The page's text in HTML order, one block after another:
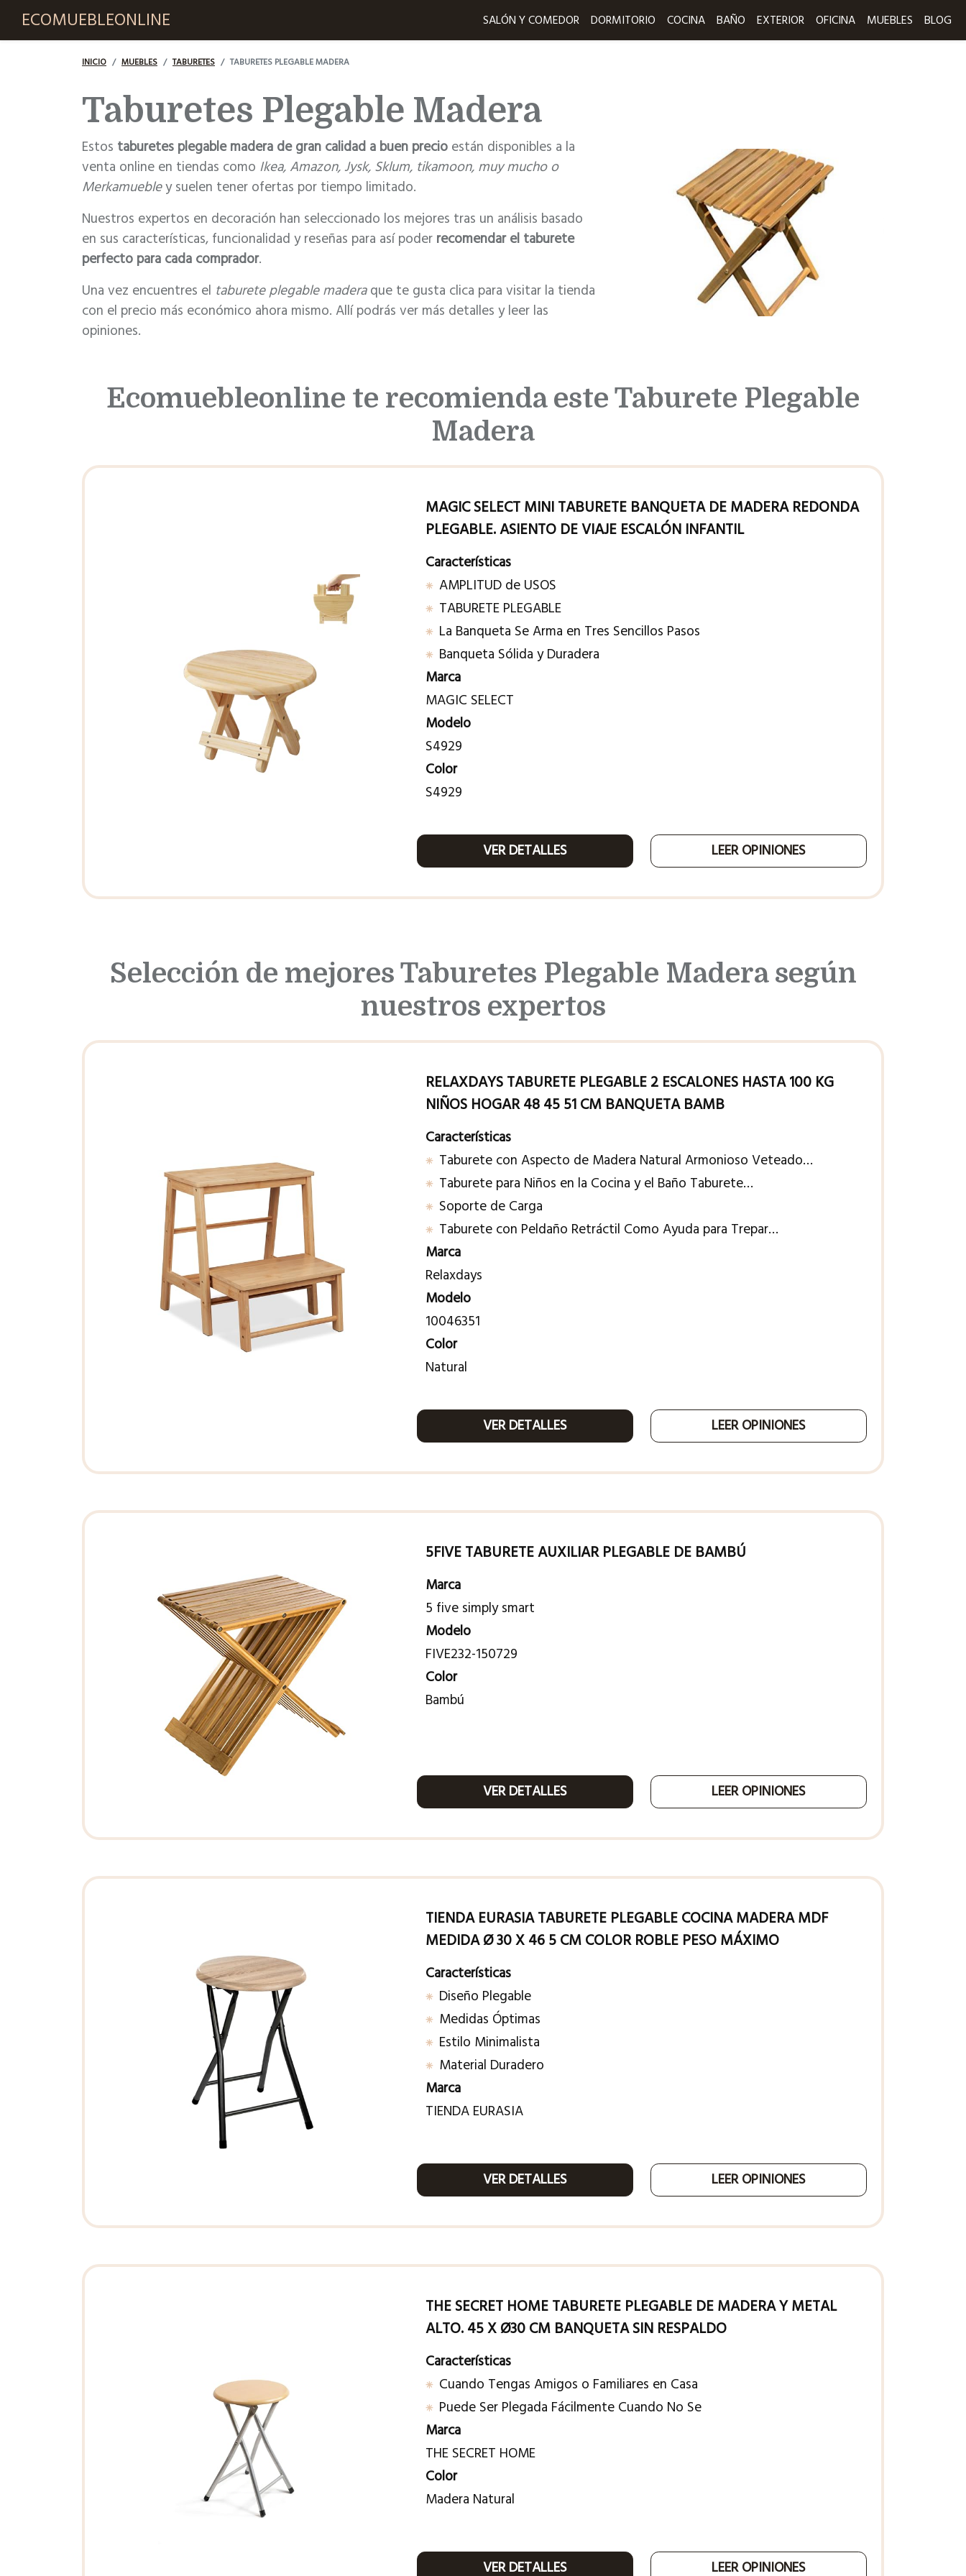
ECOMUEBLEONLINE SALÓN Y COMEDOR DORMITORIO COCINA BAÑO EXTERIOR OFICINA MUEBLES BLOG
INICIO MUEBLES TABURETES TABURETES PLEGABLE MADERA
Taburetes Plegable Madera
Estos taburetes plegable madera de gran calidad a buen precio están disponibles a la
venta online en tiendas como Ikea, Amazon, Jysk, Sklum, tikamoon, muy mucho o
Merkamuebley suelen tener ofertas por tiempo limitado.
Nuestros expertos en decoración han seleccionado los mejores tras un análisis basado
en sus características, funcionalidad y reseñas para así poder recomendar el taburete
perfecto para cada comprador.
Una vez encuentres el taburete plegable maderaque te gusta clica para visitar la tienda
con el precio más económico ahora mismo. Allí podrás ver más detalles y leer las
opiniones.
Ecomuebleonline te recomienda este Taburete Plegable
Madera
MAGIC SELECT MINI TABURETE BANQUETA DE MADERA REDONDA
PLEGABLE. ASIENTO DE VIAJE ESCALÓN INFANTIL
Características
AMPLITUD de USOS
TABURETE PLEGABLE
La Banqueta Se Arma en Tres Sencillos Pasos
Banqueta Sólida y Duradera
Marca
MAGIC SELECT
Modelo
S4929
Color
S4929
VER DETALLES LEER OPINIONES
Selección de mejores Taburetes Plegable Madera según
nuestros expertos
RELAXDAYS TABURETE PLEGABLE 2 ESCALONES HASTA 100 KG
NIÑOS HOGAR 48 45 51 CM BANQUETA BAMB
Características
Taburete con Aspecto de Madera Natural Armonioso Veteado…
Taburete para Niños en la Cocina y el Baño Taburete…
Soporte de Carga
Taburete con Peldaño Retráctil Como Ayuda para Trepar…
Marca
Relaxdays
Modelo
10046351
Color
Natural
VER DETALLES LEER OPINIONES
5FIVE TABURETE AUXILIAR PLEGABLE DE BAMBÚ
Marca
5 five simply smart
Modelo
FIVE232-150729
Color
Bambú
VER DETALLES LEER OPINIONES
TIENDA EURASIA TABURETE PLEGABLE COCINA MADERA MDF
MEDIDA Ø 30 X 46 5 CM COLOR ROBLE PESO MÁXIMO
Características
Diseño Plegable
Medidas Óptimas
Estilo Minimalista
Material Duradero
Marca
TIENDA EURASIA
VER DETALLES LEER OPINIONES
THE SECRET HOME TABURETE PLEGABLE DE MADERA Y METAL
ALTO. 45 X Ø30 CM BANQUETA SIN RESPALDO
Características
Cuando Tengas Amigos o Familiares en Casa
Puede Ser Plegada Fácilmente Cuando No Se
Marca
THE SECRET HOME
Color
Madera Natural
VER DETALLES LEER OPINIONES